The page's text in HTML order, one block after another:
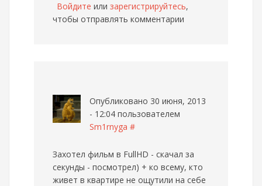
Войдите или зарегистрируйтесь,
чтобы отправлять комментарии
Опубликовано 30 июня, 2013
- 12:04 пользователем
Sm1rnyga #
Захотел фильм в FullHD - скачал за
секунды - посмотрел) + ко всему, кто
живет в квартире не ощутили на себе